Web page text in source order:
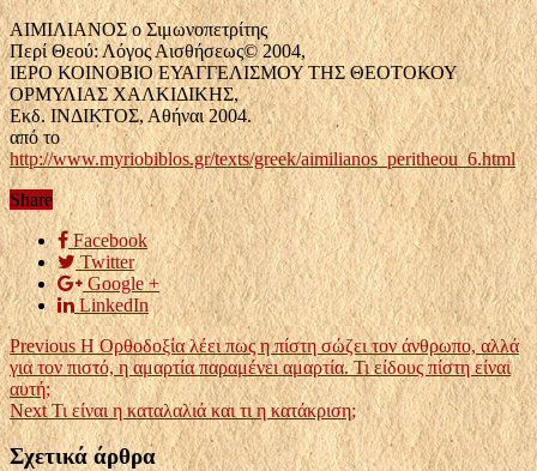
ΑΙΜΙΛΙΑΝΟΣ ο Σιμωνοπετρίτης
Περί Θεού: Λόγος Αισθήσεως© 2004,
ΙΕΡΟ ΚΟΙΝΟΒΙΟ ΕΥΑΓΓΕΛΙΣΜΟΥ ΤΗΣ ΘΕΟΤΟΚΟΥ
ΟΡΜΥΛΙΑΣ ΧΑΛΚΙΔΙΚΗΣ,
Εκδ. ΙΝΔΙΚΤΟΣ, Αθήναι 2004.
από το
http://www.myriobiblos.gr/texts/greek/aimilianos_peritheou_6.html
Share
Facebook
Twitter
Google +
LinkedIn
PreviousΗ Ορθοδοξία λέει πως η πίστη σώζει τον άνθρωπο, αλλά
για τον πιστό, η αμαρτία παραμένει αμαρτία. Τι είδους πίστη είναι
αυτή;
NextΤι είναι η καταλαλιά και τι η κατάκριση;
Σχετικά άρθρα